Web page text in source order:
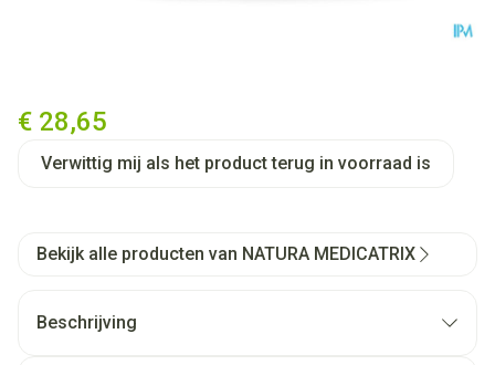
€ 28,65
Verwittig mij als het product terug in voorraad is
Bekijk alle producten van NATURA MEDICATRIX
Beschrijving